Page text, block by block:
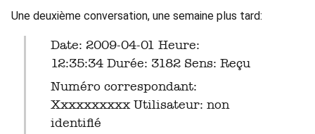
Une deuxième conversation, une semaine plus tard:
Date: 2009-04-01 Heure:
12:35:34 Durée: 3182 Sens: Reçu
Numéro correspondant:
Xxxxxxxxxx Utilisateur: non
identifié